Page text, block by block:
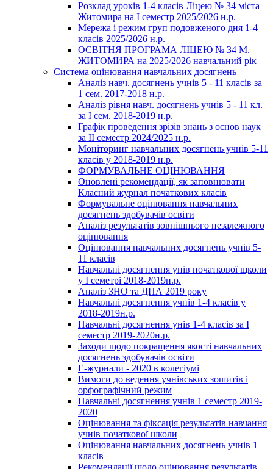
Розклад уроків 1-4 класів Ліцею № 34 міста
Житомира на І семестр 2025/2026 н.р.
Мережа і режим груп подовженого дня 1-4
класів 2025/2026 н.р.
ОСВІТНЯ ПРОГРАМА ЛІЦЕЮ № 34 М.
ЖИТОМИРА на 2025/2026 навчальний рік
Система оцінювання навчальних досягнень
Аналіз навч. досягнень учнів 5 - 11 класів за
1 сем. 2017-2018 н.р.
Аналіз рівня навч. досягнень учнів 5 - 11 кл.
за І сем. 2018-2019 н.р.
Графік проведення зрізів знань з основ наук
за ІІ семестр 2024/2025 н.р.
Моніторинг навчальних досягнень учнів 5-11
класів у 2018-2019 н.р.
ФОРМУВАЛЬНЕ ОЦІНЮВАННЯ
Оновлені рекомендації, як заповнювати
Класний журнал початкових класів
Формувальне оцінювання навчальних
досягнень здобувачів освіти
Аналіз результатів зовнішнього незалежного
оцінювання
Оцінювання навчальних досягнень учнів 5-
11 класів
Навчальні досягнення унів початкової щколи
у І семетрі 2018-2019н.р.
Аналіз ЗНО та ДПА 2019 року
Навчальні досягнення учнів 1-4 класів у
2018-2019н.р.
Навчальні досягнення унів 1-4 класів за І
семестр 2019-2020н.р.
Заходи щодо покращення якості навчальних
досягнень здобувачів освіти
Е-журнали - 2020 в колегіумі
Вимоги до ведення учнівських зошитів і
орфографічний режим
Навчальні досягнення учнів 1 семестр 2019-
2020
Оцінювання та фіксація результатів навчання
учнів початкової школи
Оцінювання навчальних досягнень учнів 1
класів